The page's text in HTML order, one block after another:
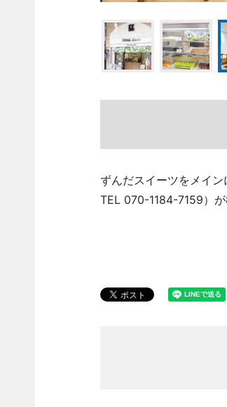
ずんだスイーツをメイ
TEL 070-1184-7159）が